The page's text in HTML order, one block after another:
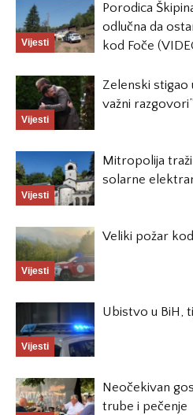
Vijesti
Porodica
odlučna da
kod Foče
Vijesti
Zelenski stigao
važni razgovori”
Vijesti
Mitropolija
solarne
Vijesti
Veliki požar
Vijesti
Ubistvo u BiH,
Neočekivan
trube i pečenje